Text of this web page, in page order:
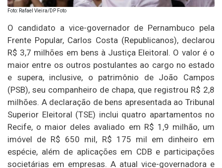
Foto: Rafael Vieira/DP Foto
O candidato a vice-governador de Pernambuco pela
Frente Popular, Carlos Costa (Republicanos), declarou
R$ 3,7 milhões em bens à Justiça Eleitoral. O valor é o
maior entre os outros postulantes ao cargo no estado
e supera, inclusive, o patrimônio de João Campos
(PSB), seu companheiro de chapa, que registrou R$ 2,8
milhões. A declaração de bens apresentada ao Tribunal
Superior Eleitoral (TSE) inclui quatro apartamentos no
Recife, o maior deles avaliado em R$ 1,9 milhão, um
imóvel de R$ 650 mil, R$ 175 mil em dinheiro em
espécie, além de aplicações em CDB e participações
societárias em empresas. A atual vice-governadora e